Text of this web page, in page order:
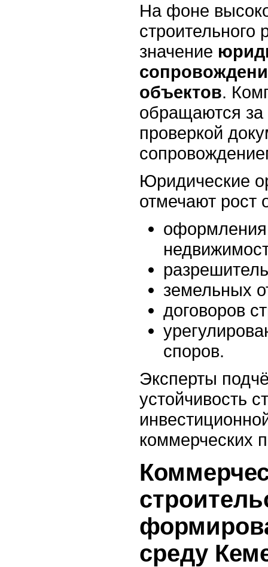
На фоне
строительного
значение
объектов.
обращаются
проверкой
Юридические
отмечают рост
земельных
договоров
споров.
Эксперты
устойчивость
коммерческих
среду